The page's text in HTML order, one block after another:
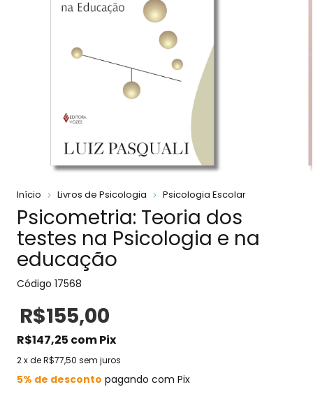
Início Livros de Psicologia Psicologia Escolar
Psicometria: Teoria dos
testes na Psicologia e na
educação
Código 17568
R$155,00
R$147,25 comPix
2x deR$77,50 sem juros
5% de desconto pagando com Pix